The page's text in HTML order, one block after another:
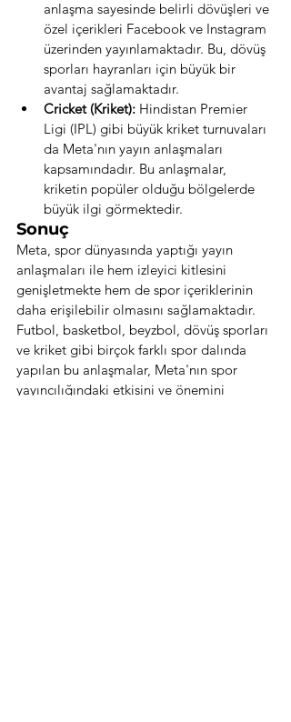
anlaşma sayesinde belirli dövüşleri ve
özel içerikleri Facebook ve Instagram
üzerinden yayınlamaktadır. Bu, dövüş
sporları hayranları için büyük bir
avantaj sağlamaktadır.
Cricket (Kriket): Hindistan Premier
Ligi (IPL) gibi büyük kriket turnuvaları
da Meta'nın yayın anlaşmaları
kapsamındadır. Bu anlaşmalar,
kriketin popüler olduğu bölgelerde
büyük ilgi görmektedir.
Sonuç
Meta, spor dünyasında yaptığı yayın
anlaşmaları ile hem izleyici kitlesini
genişletmekte hem de spor içeriklerinin
daha erişilebilir olmasını sağlamaktadır.
Futbol, basketbol, beyzbol, dövüş sporları
ve kriket gibi birçok farklı spor dalında
yapılan bu anlaşmalar, Meta'nın spor
yayıncılığındaki etkisini ve önemini